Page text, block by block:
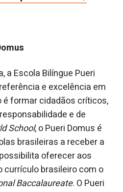
a Escola Bilíngue Pueri
e excelência em
formar cidadãos críticos,
e de
School, o Pueri Domus é
brasileiras a receber a
oferecer aos
currículo brasileiro com o
Baccalaureate. O Pueri